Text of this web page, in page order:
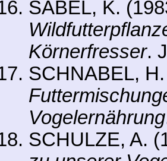
SABEL, K.
Körnerfresser.
SCHNABEL,
Vogelernährung
SCHULZE, A.